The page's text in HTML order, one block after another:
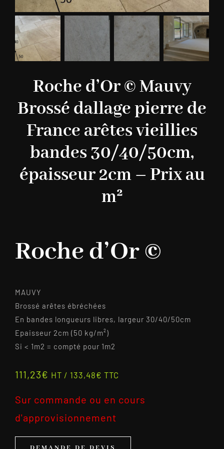
Roche d’Or © Mauvy
Brossé dallage pierre de
France arêtes vieillies
bandes 30/40/50cm,
épaisseur 2cm – Prix au
m²
Roche d’Or ©
MAUVY
Brossé arêtes ébréchées
En bandes longueurs libres, largeur 30/40/50cm
Epaisseur 2cm (50 kg/m²)
Si < 1m2 = compté pour 1m2
111,23€ HT / 133,48€ TTC
Sur commande ou en cours
d'approvisionnement